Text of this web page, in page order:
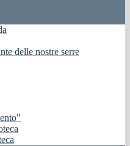
delle nostre serre